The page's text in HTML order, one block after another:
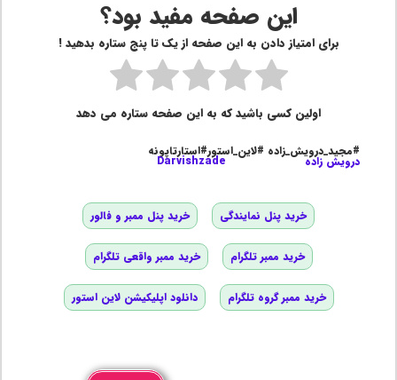
این صفحه مفید بود؟
برای امتیاز دادن به این صفحه از یک تا پنج ستاره بدهید !
اولین کسی باشید که به این صفحه ستاره می دهد
#مجید_درویش_زاده #لاین_استور#استارتاپونه
درویش زاده Darvishzade
خرید پنل نمایندگی خرید پنل ممبر و فالور
خرید ممبر تلگرام خرید ممبر واقعی تلگرام
خرید ممبر گروه تلگرام دانلود اپلیکیشن لاین استور